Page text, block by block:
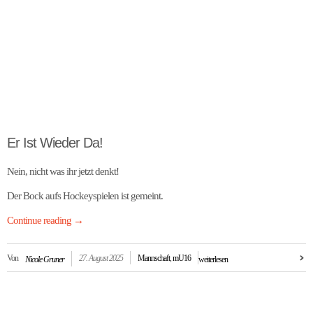
Er Ist Wieder Da!
Nein, nicht was ihr jetzt denkt!
Der Bock aufs Hockeyspielen ist gemeint.
Continue reading →
Von Nicole Gruner 27. August 2025 Mannschaft,mU16 weiterlesen